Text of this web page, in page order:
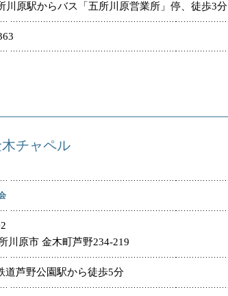
川原駅からバス「五所川原営業所」停、徒歩3分
チャペル
川原市 金木町芦野234-219
道芦野公園駅から徒歩5分